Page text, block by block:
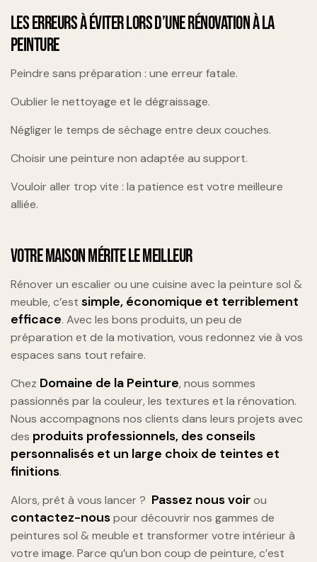
LES ERREURS À ÉVITER LORS D’UNE RÉNOVATION À LA
PEINTURE
Peindre sans préparation : une erreur fatale.
Oublier le nettoyage et le dégraissage.
Négliger le temps de séchage entre deux couches.
Choisir une peinture non adaptée au support.
Vouloir aller trop vite : la patience est votre meilleure
alliée.
VOTRE MAISON MÉRITE LE MEILLEUR
Rénover un escalier ou une cuisine avec la peinture sol &
meuble, c’est simple, économique et terriblement
efficace. Avec les bons produits, un peu de
préparation et de la motivation, vous redonnez vie à vos
espaces sans tout refaire.
Chez Domaine de la Peinture, nous sommes
passionnés par la couleur, les textures et la rénovation.
Nous accompagnons nos clients dans leurs projets avec
des produits professionnels, des conseils
personnalisés et un large choix de teintes et
finitions.
Alors, prêt à vous lancer ? Passez nous voirou
contactez-nouspour découvrir nos gammes de
peintures sol & meuble et transformer votre intérieur à
votre image. Parce qu’un bon coup de peinture, c’est